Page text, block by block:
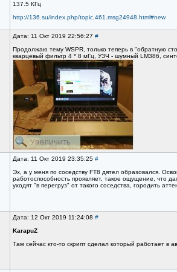
137.5 КГц
http://136.su/index.php/topic,461.msg24948.html#new
Дата: 11 Окт 2019 22:56:27 #
Продолжаю тему WSPR, только теперь в "обратную
кварцевый фильтр 4 * 8 мГц, УЗЧ - шумный LM386,
Дата: 11 Окт 2019 23:35:25 #
Эх, а у меня по соседству FT8 дятел образовался.
работоспособность проявляет, такое ощущение, что
уходят "в перегруз" от такого соседства, городить
Дата: 12 Окт 2019 11:24:08 #
KarapuZ
Там сейчас кто-то скрипт сделал который работает